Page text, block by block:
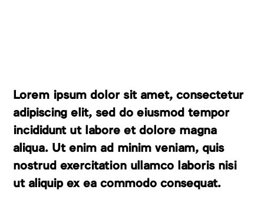
Lorem ipsum dolor sit amet, consectetur
adipiscing elit, sed do eiusmod tempor
incididunt ut labore et dolore magna
aliqua. Ut enim ad minim veniam, quis
nostrud exercitation ullamco laboris nisi
ut aliquip ex ea commodo consequat.